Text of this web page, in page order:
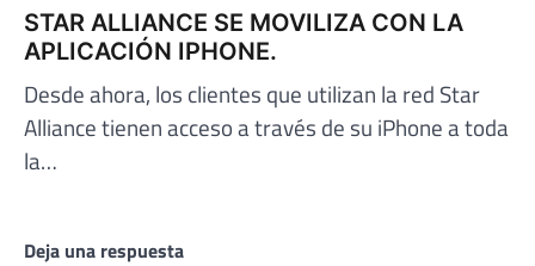
STAR ALLIANCE SE MOVILIZA CON LA
APLICACIÓN IPHONE.
Desde ahora, los clientes que utilizan la red Star
Alliance tienen acceso a través de su iPhone a toda
la…
Deja una respuesta